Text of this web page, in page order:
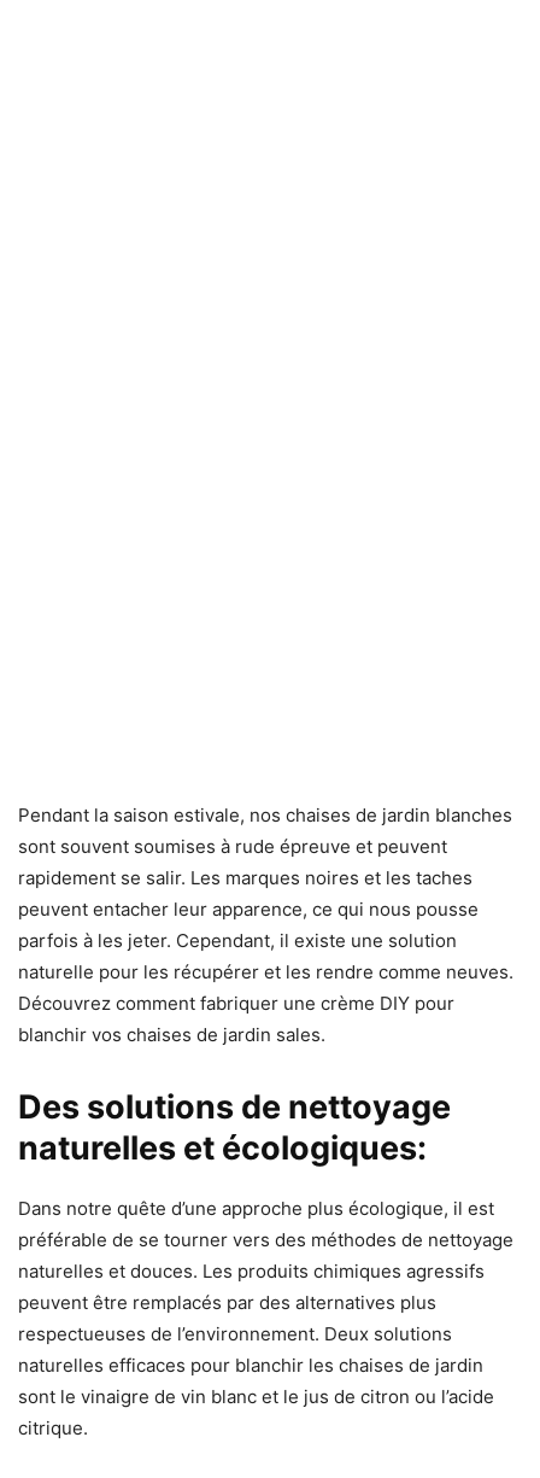
Pendant la saison estivale, nos chaises de jardin blanches
sont souvent soumises à rude épreuve et peuvent
rapidement se salir. Les marques noires et les taches
peuvent entacher leur apparence, ce qui nous pousse
parfois à les jeter. Cependant, il existe une solution
naturelle pour les récupérer et les rendre comme neuves.
Découvrez comment fabriquer une crème DIY pour
blanchir vos chaises de jardin sales.
Des solutions de nettoyage
naturelles et écologiques:
Dans notre quête d’une approche plus écologique, il est
préférable de se tourner vers des méthodes de nettoyage
naturelles et douces. Les produits chimiques agressifs
peuvent être remplacés par des alternatives plus
respectueuses de l’environnement. Deux solutions
naturelles efficaces pour blanchir les chaises de jardin
sont le vinaigre de vin blanc et le jus de citron ou l’acide
citrique.